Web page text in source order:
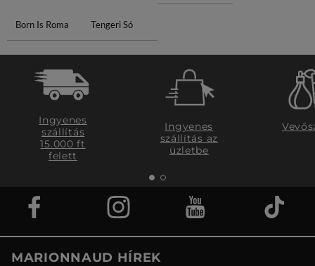
Born Is Roma Tengeri Só
Ingyenes
szállítás
15.000 ft
felett
Ingyenes
szállítás az
üzletbe
MARIONNAUD HÍREK